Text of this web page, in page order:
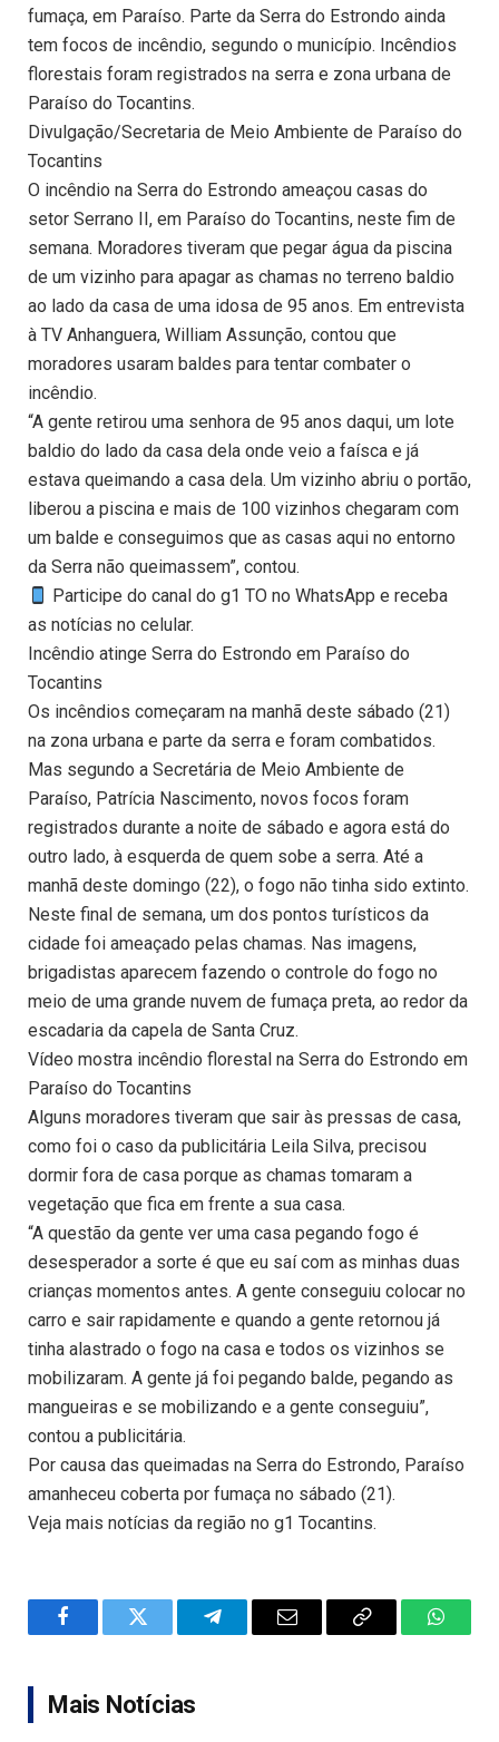
fumaça, em Paraíso. Parte da Serra do Estrondo ainda
tem focos de incêndio, segundo o município. Incêndios
florestais foram registrados na serra e zona urbana de
Paraíso do Tocantins.
Divulgação/Secretaria de Meio Ambiente de Paraíso do
Tocantins
O incêndio na Serra do Estrondo ameaçou casas do
setor Serrano II, em Paraíso do Tocantins, neste fim de
semana. Moradores tiveram que pegar água da piscina
de um vizinho para apagar as chamas no terreno baldio
ao lado da casa de uma idosa de 95 anos. Em entrevista
à TV Anhanguera, William Assunção, contou que
moradores usaram baldes para tentar combater o
incêndio.
“A gente retirou uma senhora de 95 anos daqui, um lote
baldio do lado da casa dela onde veio a faísca e já
estava queimando a casa dela. Um vizinho abriu o portão,
liberou a piscina e mais de 100 vizinhos chegaram com
um balde e conseguimos que as casas aqui no entorno
da Serra não queimassem”, contou.
Participe do canal do g1 TO no WhatsApp e receba
as notícias no celular.
Incêndio atinge Serra do Estrondo em Paraíso do
Tocantins
Os incêndios começaram na manhã deste sábado (21)
na zona urbana e parte da serra e foram combatidos.
Mas segundo a Secretária de Meio Ambiente de
Paraíso, Patrícia Nascimento, novos focos foram
registrados durante a noite de sábado e agora está do
outro lado, à esquerda de quem sobe a serra. Até a
manhã deste domingo (22), o fogo não tinha sido extinto.
Neste final de semana, um dos pontos turísticos da
cidade foi ameaçado pelas chamas. Nas imagens,
brigadistas aparecem fazendo o controle do fogo no
meio de uma grande nuvem de fumaça preta, ao redor da
escadaria da capela de Santa Cruz.
Vídeo mostra incêndio florestal na Serra do Estrondo em
Paraíso do Tocantins
Alguns moradores tiveram que sair às pressas de casa,
como foi o caso da publicitária Leila Silva, precisou
dormir fora de casa porque as chamas tomaram a
vegetação que fica em frente a sua casa.
“A questão da gente ver uma casa pegando fogo é
desesperador a sorte é que eu saí com as minhas duas
crianças momentos antes. A gente conseguiu colocar no
carro e sair rapidamente e quando a gente retornou já
tinha alastrado o fogo na casa e todos os vizinhos se
mobilizaram. A gente já foi pegando balde, pegando as
mangueiras e se mobilizando e a gente conseguiu”,
contou a publicitária.
Por causa das queimadas na Serra do Estrondo, Paraíso
amanheceu coberta por fumaça no sábado (21).
Veja mais notícias da região no g1 Tocantins.
FacebookTwitter TelegramEmail
Copy
Mais Notícias